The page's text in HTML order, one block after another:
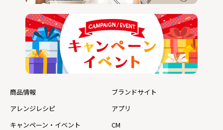
商品情報
ブランドサイト
アレンジレシピ
アプリ
キャンペーン・イベント
CM